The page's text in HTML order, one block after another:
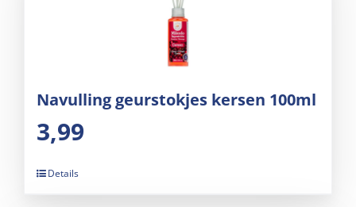
Navulling geurstokjes kersen 100ml
3,99
Details